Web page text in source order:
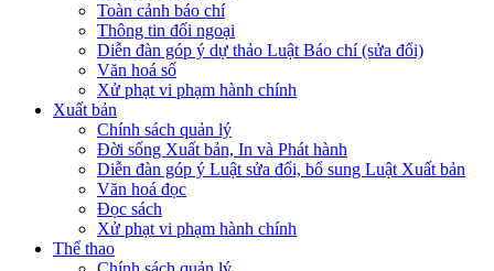
Toàn cảnh báo chí
Thông tin đối ngoại
Diễn đàn góp ý dự thảo Luật Báo chí (sửa đổi)
Văn hoá số
Xử phạt vi phạm hành chính
Xuất bản
Chính sách quản lý
Đời sống Xuất bản, In và Phát hành
Diễn đàn góp ý Luật sửa đổi, bổ sung Luật Xuất bản
Văn hoá đọc
Đọc sách
Xử phạt vi phạm hành chính
Thể thao